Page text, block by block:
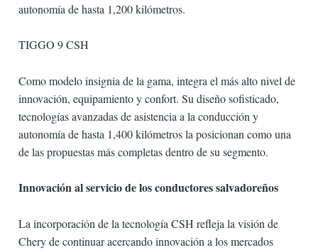
autonomía de hasta 1,200 kilómetros.
TIGGO 9 CSH
Como modelo insignia de la gama, integra el más alto nivel de
innovación, equipamiento y confort. Su diseño sofisticado,
tecnologías avanzadas de asistencia a la conducción y
autonomía de hasta 1,400 kilómetros la posicionan como una
de las propuestas más completas dentro de su segmento.
Innovación al servicio de los conductores salvadoreños
La incorporación de la tecnología CSH refleja la visión de
Chery de continuar acercando innovación a los mercados